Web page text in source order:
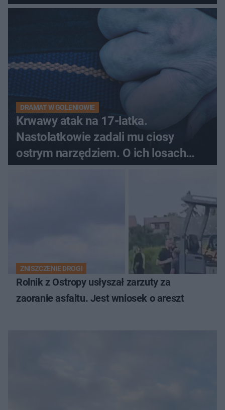
DRAMAT W GOLENIOWIE
Krwawy atak na 17-latka.
Nastolatkowie zadali mu ciosy
ostrym narzędziem. O ich losach
zdecyduje sąd rodzinny
ZNISZCZENIE DROGI
Rolnik z Ostropy usłyszał zarzuty za
zaoranie asfaltu. Jest wniosek o areszt